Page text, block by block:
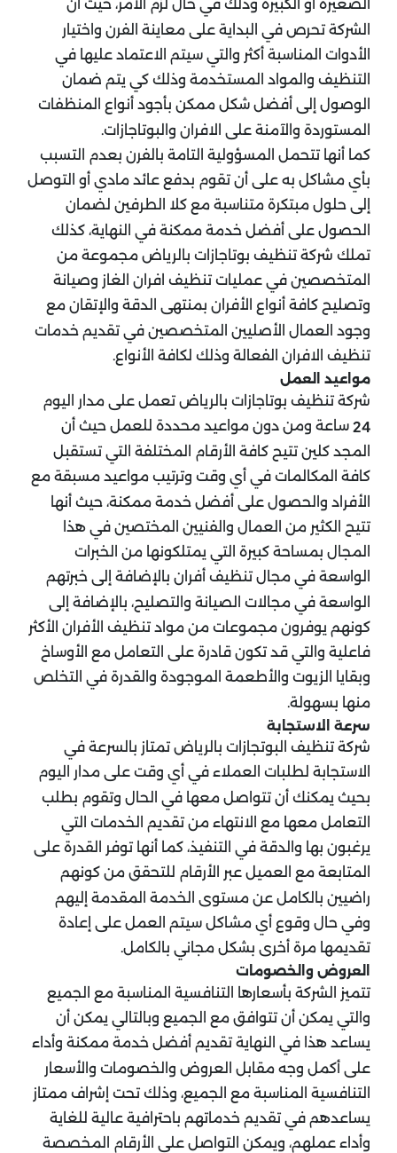
الصغيرة أو الكبيرة وذلك في حال لزم الأمر، حيث أن
الشركة تحرص في البداية على معاينة الفرن واختيار
الأدوات المناسبة أكثر والتي سيتم الاعتماد عليها في
التنظيف والمواد المستخدمة وذلك كي يتم ضمان
الوصول إلى أفضل شكل ممكن بأجود أنواع المنظفات
المستوردة والآمنة على الافران والبوتاجازات.
كما أنها تتحمل المسؤولية التامة بالفرن بعدم التسبب
بأي مشاكل به على أن تقوم بدفع عائد مادي أو التوصل
إلى حلول مبتكرة متناسبة مع كلا الطرفين لضمان
الحصول على أفضل خدمة ممكنة في النهاية، كذلك
تملك شركة تنظيف بوتاجازات بالرياض مجموعة من
المتخصصين في عمليات تنظيف افران الغاز وصيانة
وتصليح كافة أنواع الأفران بمنتهى الدقة والإتقان مع
وجود العمال الأصليين المتخصصين في تقديم خدمات
تنظيف الافران الفعالة وذلك لكافة الأنواع.
مواعيد العمل
شركة تنظيف بوتاجازات بالرياض تعمل على مدار اليوم
24 ساعة ومن دون مواعيد محددة للعمل حيث أن
المجد كلين تتيح كافة الأرقام المختلفة التي تستقبل
كافة المكالمات في أي وقت وترتيب مواعيد مسبقة مع
الأفراد والحصول على أفضل خدمة ممكنة، حيث أنها
تتيح الكثير من العمال والفنيين المختصين في هذا
المجال بمساحة كبيرة التي يمتلكونها من الخبرات
الواسعة في مجال تنظيف أفران بالإضافة إلى خبرتهم
الواسعة في مجالات الصيانة والتصليح، بالإضافة إلى
كونهم يوفرون مجموعات من مواد تنظيف الأفران الأكثر
فاعلية والتي قد تكون قادرة على التعامل مع الأوساخ
وبقايا الزيوت والأطعمة الموجودة والقدرة في التخلص
منها بسهولة.
سرعة الاستجابة
شركة تنظيف البوتجازات بالرياض تمتاز بالسرعة في
الاستجابة لطلبات العملاء في أي وقت على مدار اليوم
بحيث يمكنك أن تتواصل معها في الحال وتقوم بطلب
التعامل معها مع الانتهاء من تقديم الخدمات التي
يرغبون بها والدقة في التنفيذ، كما أنها توفر القدرة على
المتابعة مع العميل عبر الأرقام للتحقق من كونهم
راضيين بالكامل عن مستوى الخدمة المقدمة إليهم
وفي حال وقوع أي مشاكل سيتم العمل على إعادة
تقديمها مرة أخرى بشكل مجاني بالكامل.
العروض والخصومات
تتميز الشركة بأسعارها التنافسية المناسبة مع الجميع
والتي يمكن أن تتوافق مع الجميع وبالتالي يمكن أن
يساعد هذا في النهاية تقديم أفضل خدمة ممكنة وأداء
على أكمل وجه مقابل العروض والخصومات والأسعار
التنافسية المناسبة مع الجميع، وذلك تحت إشراف ممتاز
يساعدهم في تقديم خدماتهم باحترافية عالية للغاية
وأداء عملهم، ويمكن التواصل على الأرقام المخصصة